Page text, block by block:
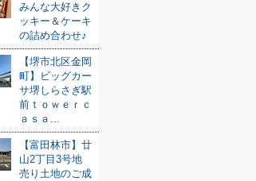
みんな大好きク
ッキー＆ケーキ
の詰め合わせ♪
【堺市北区金岡
町】ビッグカー
サ堺しらさぎ駅
前ｔｏｗｅｒｃ
ａｓａ...
【富田林市】廿
山2丁目3号地
売り土地のご成